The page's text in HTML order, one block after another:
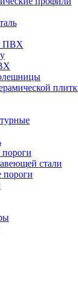
ПВХ
стали
пороги